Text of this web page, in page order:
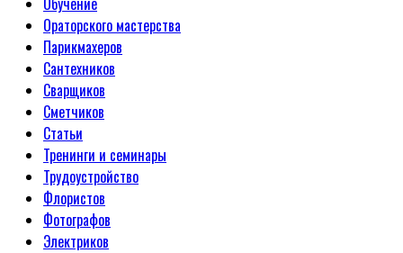
Ораторского мастерства
Парикмахеров
Сантехников
Сварщиков
Сметчиков
Статьи
Тренинги и семинары
Трудоустройство
Флористов
Фотографов
Электриков